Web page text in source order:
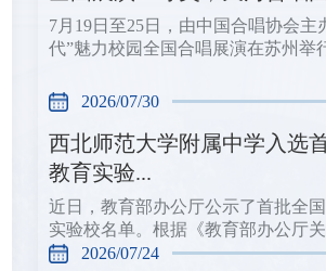
7月19日至25日，由中国合唱协会主
代”魅力校园全国合唱展演在苏州举
2026/07/30
西北师范大学附属中学入选
教育实验...
近日，教育部办公厅公示了首批全
实验校名单。根据《教育部办公厅
2026/07/24